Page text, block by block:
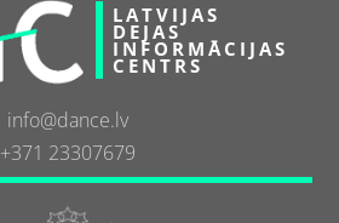
LATVIJAS
DEJAS
INFORMĀCIJAS
CENTRS
info@dance.lv
+371 23307679